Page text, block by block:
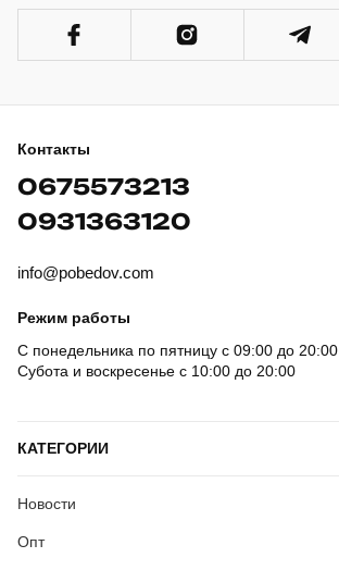
Контакты
0675573213
0931363120
info@pobedov.com
Режим работы
С понедельника по пятницу с 09:00 до 20:00
Субота и воскресенье с 10:00 до 20:00
КАТЕГОРИИ
Новости
Опт